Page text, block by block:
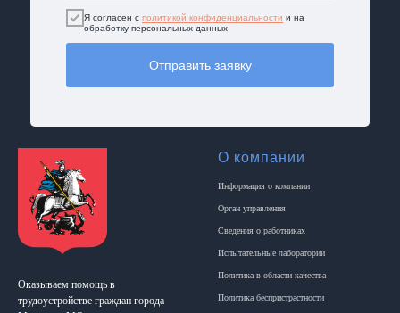
Я согласен с политикой конфиденциальности и на
обработку персональных данных
Отправить заявку
Оказываем помощь в
трудоустройстве граждан города
О компании
Информация о компании
Орган управления
Сведения о работниках
Испытательные лаборатории
Политика в области качества
Политика беспристрастности